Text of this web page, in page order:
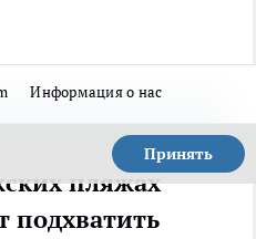
Информация о нас
Принять
пляжах
подхватить